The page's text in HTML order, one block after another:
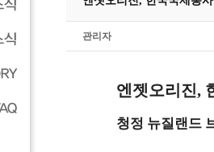
관리자
엔젯오리진,
청정 뉴질랜드